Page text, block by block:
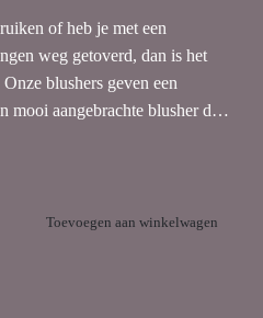
of heb je met een
weg getoverd, dan is het
blushers geven een
aangebrachte blusher doet
Toevoegen aan winkelwagen